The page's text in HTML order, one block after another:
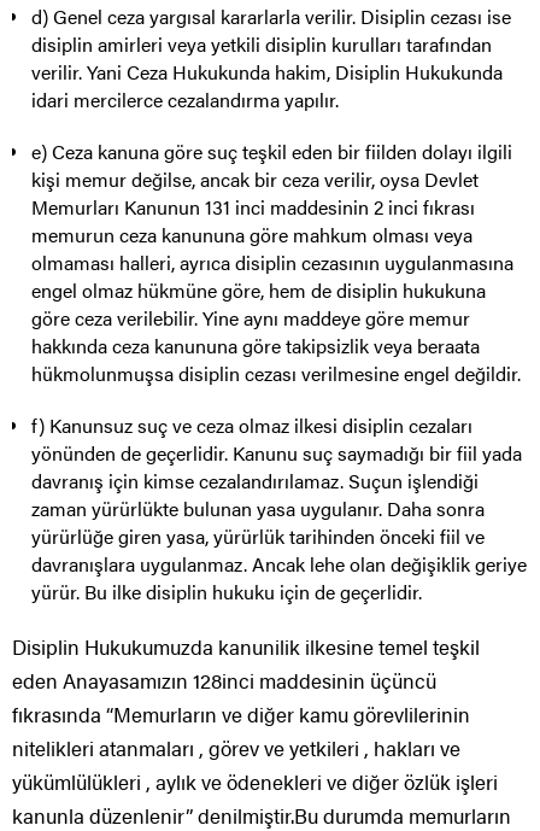
d) Genel ceza yargısal kararlarla verilir. Disiplin cezası ise
disiplin amirleri veya yetkili disiplin kurulları tarafından
verilir. Yani Ceza Hukukunda hakim, Disiplin Hukukunda
idari mercilerce cezalandırma yapılır.
e) Ceza kanuna göre suç teşkil eden bir fiilden dolayı ilgili
kişi memur değilse, ancak bir ceza verilir, oysa Devlet
Memurları Kanunun 131 inci maddesinin 2 inci fıkrası
memurun ceza kanununa göre mahkum olması veya
olmaması halleri, ayrıca disiplin cezasının uygulanmasına
engel olmaz hükmüne göre, hem de disiplin hukukuna
göre ceza verilebilir. Yine aynı maddeye göre memur
hakkında ceza kanununa göre takipsizlik veya beraata
hükmolunmuşsa disiplin cezası verilmesine engel değildir.
f) Kanunsuz suç ve ceza olmaz ilkesi disiplin cezaları
yönünden de geçerlidir. Kanunu suç saymadığı bir fiil yada
davranış için kimse cezalandırılamaz. Suçun işlendiği
zaman yürürlükte bulunan yasa uygulanır. Daha sonra
yürürlüğe giren yasa, yürürlük tarihinden önceki fiil ve
davranışlara uygulanmaz. Ancak lehe olan değişiklik geriye
yürür. Bu ilke disiplin hukuku için de geçerlidir.
Disiplin Hukukumuzda kanunilik ilkesine temel teşkil
eden Anayasamızın 128inci maddesinin üçüncü
fıkrasında “Memurların ve diğer kamu görevlilerinin
nitelikleri atanmaları , görev ve yetkileri , hakları ve
yükümlülükleri , aylık ve ödenekleri ve diğer özlük işleri
kanunla düzenlenir” denilmiştir.Bu durumda memurların